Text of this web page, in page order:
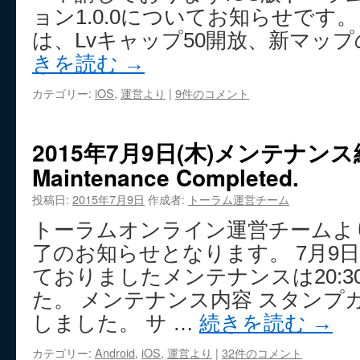
ョン1.0.0についてお知らせです
は、Lvキャップ50開放、新マッ
きを読む →
カテゴリー: iOS, 運営より | 9件のコメント
2015年7月9日(木)メンテナン
Maintenance Completed.
投稿日: 2015年7月9日 作成者: トーラム運営チーム
トーラムオンライン運営チーム
了のお知らせとなります。 7月9
ておりましたメンテナンスは
た。 メンテナンス内容 スタンプ
しました。 サ … 続きを読む →
カテゴリー: Android, iOS, 運営より | 32件のコメント